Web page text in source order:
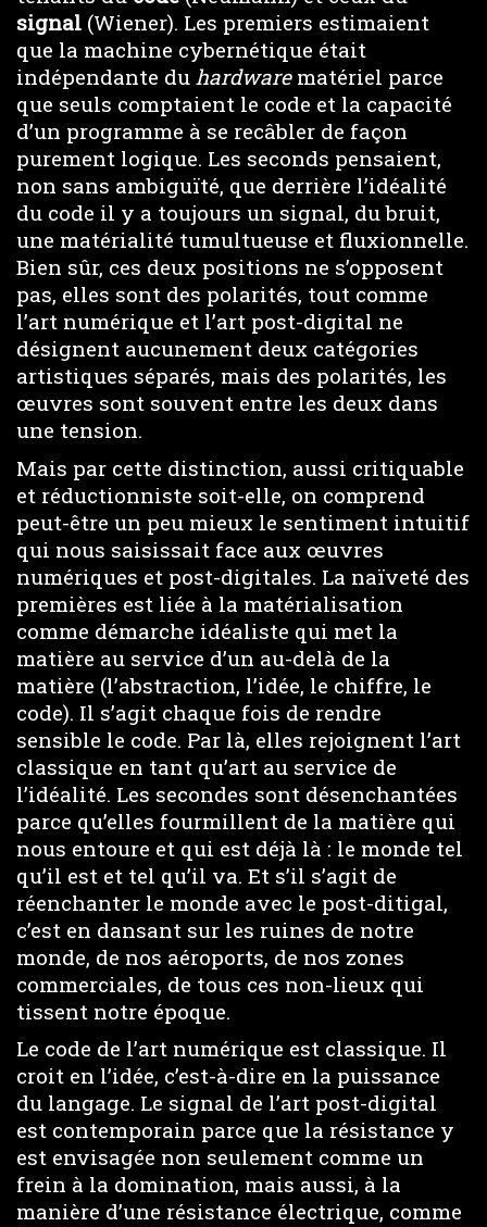
signal (Wiener). Les premiers estimaient
que la machine cybernétique était
indépendante du hardwarematériel parce
que seuls comptaient le code et la capacité
d’un programme à se recâbler de façon
purement logique. Les seconds pensaient,
non sans ambiguïté, que derrière l’idéalité
du code il y a toujours un signal, du bruit,
une matérialité tumultueuse et fluxionnelle.
Bien sûr, ces deux positions ne s’opposent
pas, elles sont des polarités, tout comme
l’art numérique et l’art post-digital ne
désignent aucunement deux catégories
artistiques séparés, mais des polarités, les
œuvres sont souvent entre les deux dans
une tension.
Mais par cette distinction, aussi critiquable
et réductionniste soit-elle, on comprend
peut-être un peu mieux le sentiment intuitif
qui nous saisissait face aux œuvres
numériques et post-digitales. La naïveté des
premières est liée à la matérialisation
comme démarche idéaliste qui met la
matière au service d’un au-delà de la
matière (l’abstraction, l’idée, le chiffre, le
code). Il s’agit chaque fois de rendre
sensible le code. Par là, elles rejoignent l’art
classique en tant qu’art au service de
l’idéalité. Les secondes sont désenchantées
parce qu’elles fourmillent de la matière qui
nous entoure et qui est déjà là : le monde tel
qu’il est et tel qu’il va. Et s’il s’agit de
réenchanter le monde avec le post-ditigal,
c’est en dansant sur les ruines de notre
monde, de nos aéroports, de nos zones
commerciales, de tous ces non-lieux qui
tissent notre époque.
Le code de l’art numérique est classique. Il
croit en l’idée, c’est-à-dire en la puissance
du langage. Le signal de l’art post-digital
est contemporain parce que la résistance y
est envisagée non seulement comme un
frein à la domination, mais aussi, à la
manière d’une résistance électrique, comme